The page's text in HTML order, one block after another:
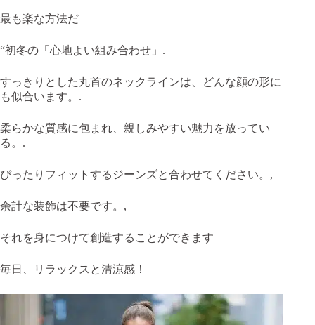
最も楽な方法だ
“初冬の「心地よい組み合わせ」.
すっきりとした丸首のネックラインは、どんな顔の形に
も似合います。.
柔らかな質感に包まれ、親しみやすい魅力を放ってい
る。.
ぴったりフィットするジーンズと合わせてください。,
余計な装飾は不要です。,
それを身につけて創造することができます
毎日、リラックスと清涼感！